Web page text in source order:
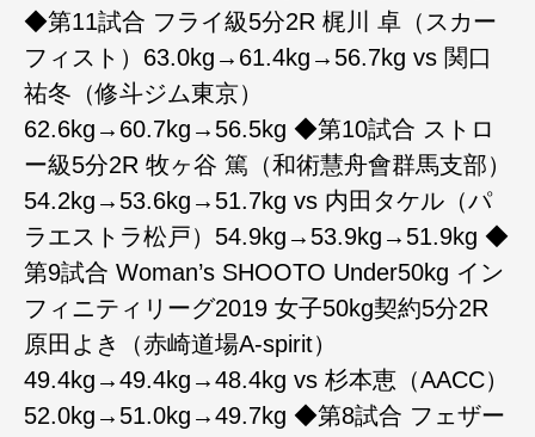
◆第11試合 フライ級5分2R 梶川 卓（スカー
フィスト）63.0kg→61.4kg→56.7kg vs 関口
祐冬（修斗ジム東京）
62.6kg→60.7kg→56.5kg ◆第10試合 ストロ
ー級5分2R 牧ヶ谷 篤（和術慧舟會群馬支部）
54.2kg→53.6kg→51.7kg vs 内田タケル（パ
ラエストラ松戸）54.9kg→53.9kg→51.9kg ◆
第9試合 Woman’s SHOOTO Under50kg イン
フィニティリーグ2019 女子50kg契約5分2R
原田よき（赤崎道場A-spirit）
49.4kg→49.4kg→48.4kg vs 杉本恵（AACC）
52.0kg→51.0kg→49.7kg ◆第8試合 フェザー